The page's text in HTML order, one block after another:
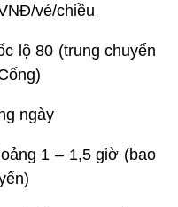
vé/chiều
lộ 80 (trung chuyển
ngày
1 – 1,5 giờ (bao